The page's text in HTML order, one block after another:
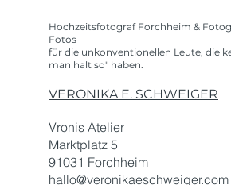
Hochzeitsfotograf Forchheim &
Fotos
für die unkonventionellen Leute, die
man halt so" haben.
VERONIKA E. SCHWEIGER
Vronis Atelier
Marktplatz 5
91031 Forchheim
hallo@veronikaeschweiger.com